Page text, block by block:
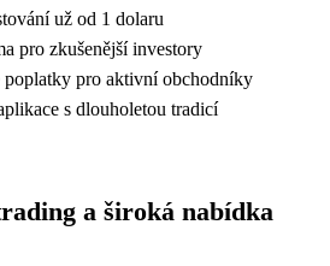
už od 1 dolaru
pro zkušenější investory
pro aktivní obchodníky
s dlouholetou tradicí
a široká nabídka